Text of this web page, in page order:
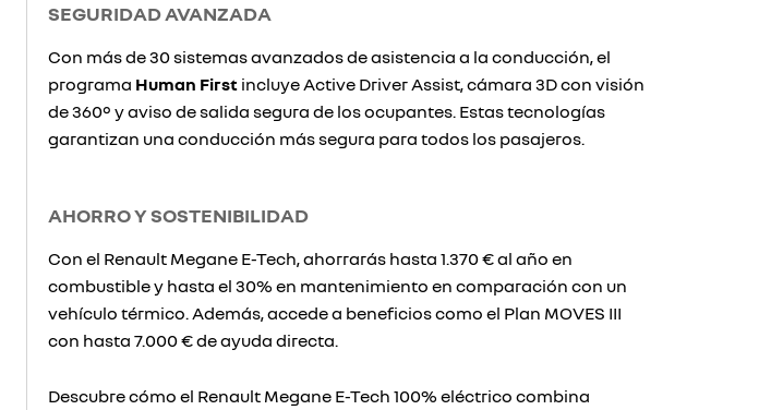
SEGURIDAD AVANZADA
Con más de 30 sistemas avanzados de asistencia a la conducción, el
programa Human First incluye Active Driver Assist, cámara 3D con visión
de 360° y aviso de salida segura de los ocupantes. Estas tecnologías
garantizan una conducción más segura para todos los pasajeros.
AHORRO Y SOSTENIBILIDAD
Con el Renault Megane E-Tech, ahorrarás hasta 1.370 € al año en
combustible y hasta el 30% en mantenimiento en comparación con un
vehículo térmico. Además, accede a beneficios como el Plan MOVES III
con hasta 7.000 € de ayuda directa.
Descubre cómo el Renault Megane E-Tech 100% eléctrico combina